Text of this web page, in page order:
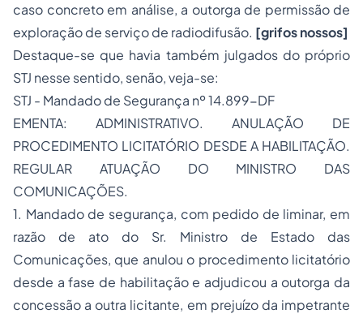
caso concreto em análise, a outorga de permissão de
exploração de serviço de radiodifusão. [grifos nossos]
Destaque-se que havia também julgados do próprio
STJ nesse sentido, senão, veja-se:
STJ - Mandado de Segurança nº 14.899-DF
EMENTA: ADMINISTRATIVO. ANULAÇÃO DE
PROCEDIMENTO LICITATÓRIO DESDE A HABILITAÇÃO.
REGULAR ATUAÇÃO DO MINISTRO DAS
COMUNICAÇÕES.
1. Mandado de segurança, com pedido de liminar, em
razão de ato do Sr. Ministro de Estado das
Comunicações, que anulou o procedimento licitatório
desde a fase de habilitação e adjudicou a outorga da
concessão a outra licitante, em prejuízo da impetrante